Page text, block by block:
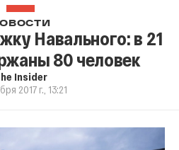
Навального: в 21
80 человек
Insider
2017 г., 13:21